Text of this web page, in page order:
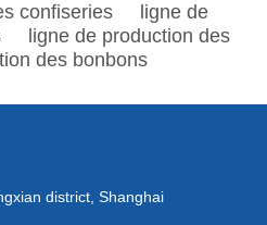
confiseries
ligne de
ligne de production des
des bonbons
district, Shanghai